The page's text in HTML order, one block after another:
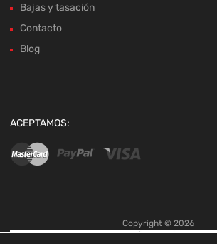
Bajas y tasación
Contacto
Blog
ACEPTAMOS:
Copyright © 2026